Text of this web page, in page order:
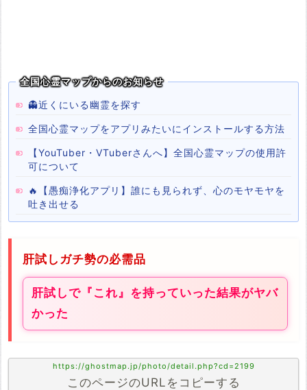
全国心霊マップからのお知らせ
👻近くにいる幽霊を探す
全国心霊マップをアプリみたいにインストールする方法
【YouTuber・VTuberさんへ】全国心霊マップの使用許
可について
🔥【愚痴浄化アプリ】誰にも見られず、心のモヤモヤを
吐き出せる
肝試しガチ勢の必需品
肝試しで『これ』を持っていった結果がヤバ
かった
https://ghostmap.jp/photo/detail.php?cd=2199
このページのURLをコピーする